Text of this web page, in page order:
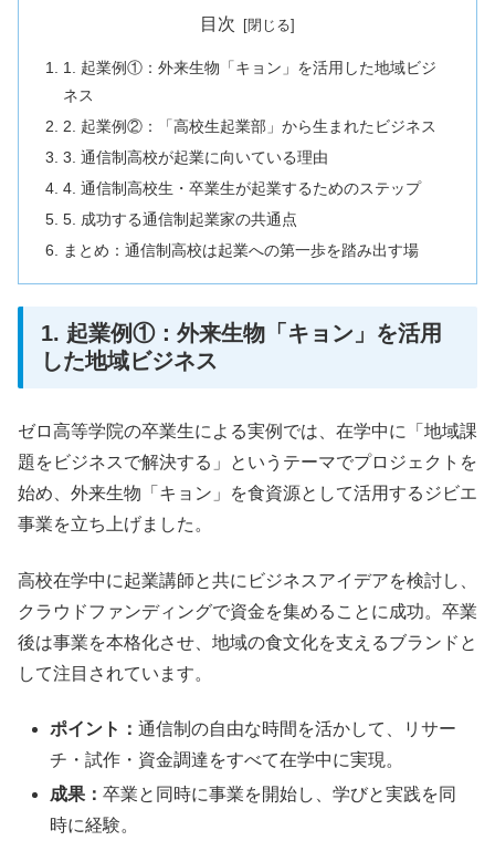
目次
1. 起業例①：外来生物「キョン」を活用した地域ビジ
ネス
2. 起業例②：「高校生起業部」から生まれたビジネス
3. 通信制高校が起業に向いている理由
4. 通信制高校生・卒業生が起業するためのステップ
5. 成功する通信制起業家の共通点
まとめ：通信制高校は起業への第一歩を踏み出す場
1. 起業例①：外来生物「キョン」を活用
した地域ビジネス
ゼロ高等学院の卒業生による実例では、在学中に「地域課
題をビジネスで解決する」というテーマでプロジェクトを
始め、外来生物「キョン」を食資源として活用するジビエ
事業を立ち上げました。
高校在学中に起業講師と共にビジネスアイデアを検討し、
クラウドファンディングで資金を集めることに成功。卒業
後は事業を本格化させ、地域の食文化を支えるブランドと
して注目されています。
ポイント：通信制の自由な時間を活かして、リサー
チ・試作・資金調達をすべて在学中に実現。
成果：卒業と同時に事業を開始し、学びと実践を同
時に経験。